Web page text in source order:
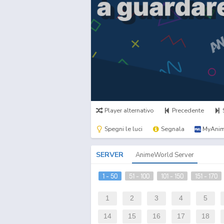
Player alternativo Precedente
Spegni le luci Segnala
SERVER AnimeWorld Server
1 - 50 51 - 100 101 - 150 151 - 170
1 2 3 4 5
14 15 16 17 18